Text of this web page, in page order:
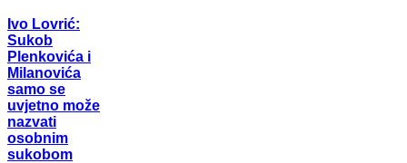
Ivo Lovrić:
Sukob
Plenkovića i
Milanovića
samo se
uvjetno može
nazvati
osobnim
sukobom